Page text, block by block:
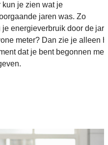
kun je zien wat je
jaren was. Zo
energieverbruik door de
meter? Dan zie je alleen
dat je bent begonnen met